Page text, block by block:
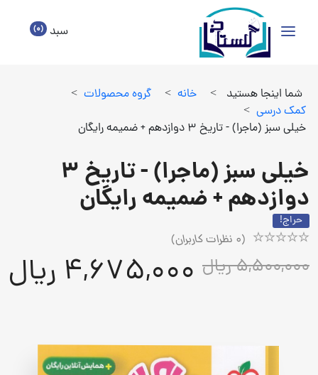
سبد (0)
شما اینجا هستید > خانه > گروه محصولات >
كمك درسي >
خیلی سبز (ماجرا) - تاریخ 3 دوازدهم + ضمیمه رایگان
خیلی سبز (ماجرا) - تاریخ 3
دوازدهم + ضمیمه رایگان
حراج!
5.00
(
0 نظرات کاربران)
5,500,000 ریال 4,675,000 ریال